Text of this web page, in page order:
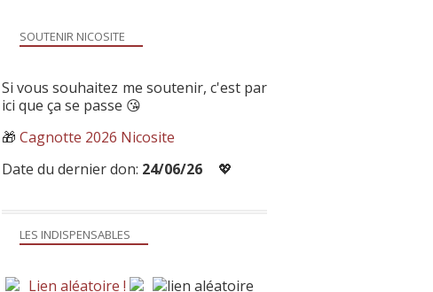
LES INDISPENSABLES
Lien aléatoire !
SOUTENIR NICOSITE
Si vous souhaitez me soutenir, c'est par
ici que ça se passe 😘
🎁 Cagnotte 2026 Nicosite
Date du dernier don: 24/06/26 💖